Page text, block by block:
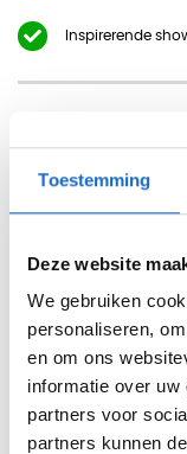
Toestemming
Deze website
We gebruiken
personaliseren,
en om ons
informatie over
partners voor
partners kunnen
Inspirerende
Bureaulamp
flexibele hals,
kunt zetten. De
een staand model
tafelklem. De aan-
zich zowel op de
moderne LED-